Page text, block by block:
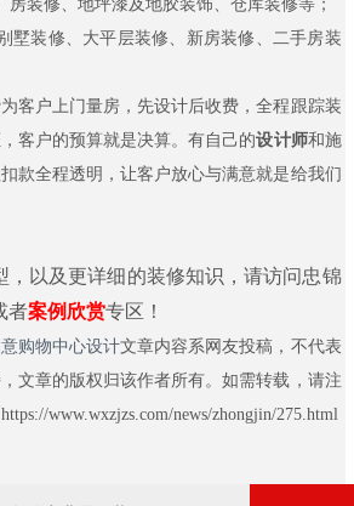
装修、地坪漆及地胶装饰、仓库装修等；
别墅装修、大平层装修、新房装修、二手房装
户上门量房，先设计后收费，全程跟踪装
客户的预算就是决算。有自己的设计师和施
款全程透明，让客户放心与满意就是给我们
以及更详细的装修知识，请访问忠锦
者案例欣赏专区！
购物中心设计文章内容系网友投稿，不代表
文章的版权归该作者所有。如需转载，请注
www.wxzjzs.com/news/zhongjin/275.html